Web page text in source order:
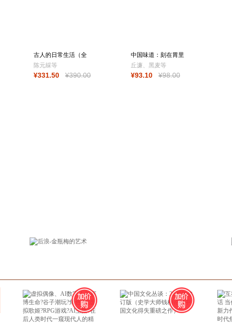
古人的日常生活（全
五册）
陈元綵等
¥331.50 ¥390.00
中国味道：刻在胃里
的思念
丘濂、黑麦等
¥93.10 ¥98.00